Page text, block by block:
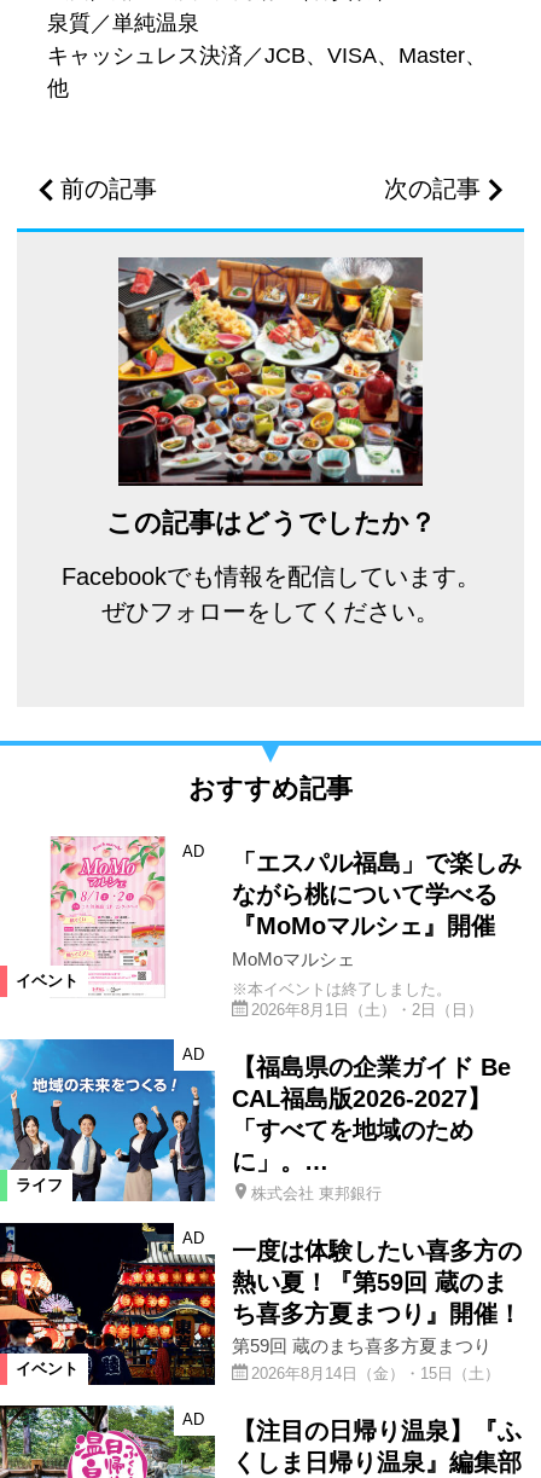
泉質／単純温泉
キャッシュレス決済／JCB、VISA、Master、
他
前の記事 次の記事
この記事はどうでしたか？
Facebookでも情報を配信しています。
ぜひフォローをしてください。
おすすめ記事
イベント
AD
「エスパル福島」で楽しみ
ながら桃について学べる
『MoMoマルシェ』開催
MoMoマルシェ
※本イベントは終了しました。
2026年8月1日（土）・2日（日）
ライフ
AD
【福島県の企業ガイド Be
CAL福島版2026-2027】
「すべてを地域のため
に」。…
株式会社 東邦銀行
イベント
AD
一度は体験したい喜多方の
熱い夏！『第59回 蔵のま
ち喜多方夏まつり』開催！
第59回 蔵のまち喜多方夏まつり
2026年8月14日（金）・15日（土）
AD
【注目の日帰り温泉】『ふ
くしま日帰り温泉』編集部